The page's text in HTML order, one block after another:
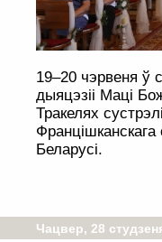
19–20 чэрвеня ў
дыяцэзіі Маці
Тракелях
Францішканскага
Беларусі.
Чацвер, 28